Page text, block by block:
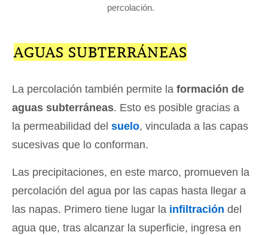
percolación.
AGUAS SUBTERRÁNEAS
La percolación también permite la formación de
aguas subterráneas. Esto es posible gracias a
la permeabilidad del suelo, vinculada a las capas
sucesivas que lo conforman.
Las precipitaciones, en este marco, promueven la
percolación del agua por las capas hasta llegar a
las napas. Primero tiene lugar la infiltración del
agua que, tras alcanzar la superficie, ingresa en